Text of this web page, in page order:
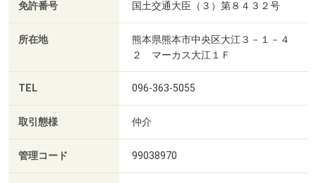
免許番号 国土交通大臣（３）第８４３２号
所在地
熊本県熊本市中央区大江３－１－４
２ マーカス大江１Ｆ
TEL 096-363-5055
取引態様 仲介
管理コード 99038970